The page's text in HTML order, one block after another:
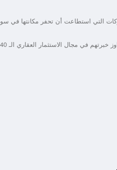
التي استطاعت أن تحفر مكانتها في